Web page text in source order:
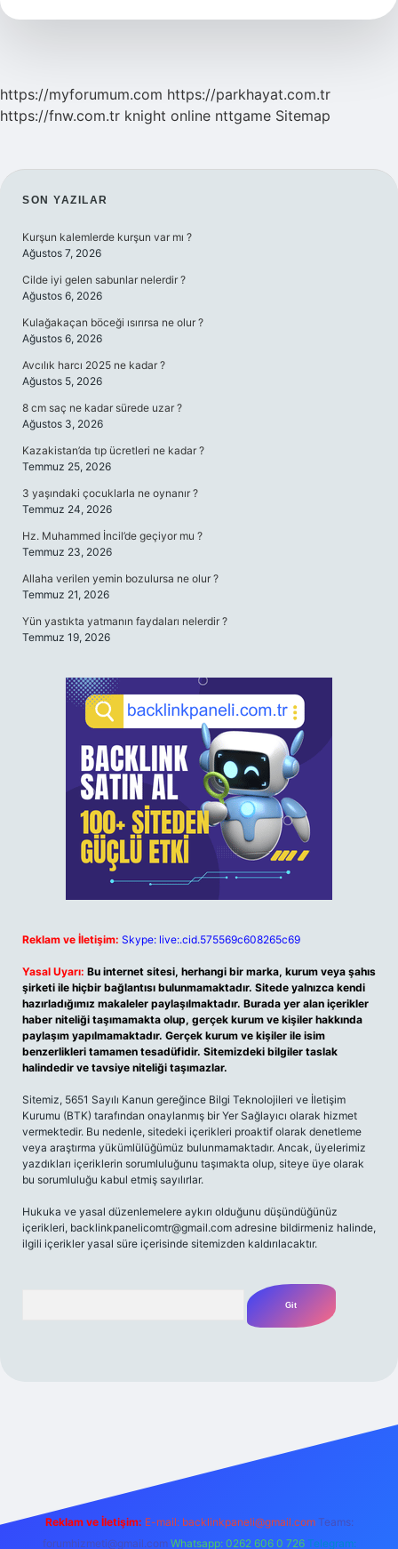
Olur
https://myforumum.com https://parkhayat.com.tr
https://fnw.com.tr knight online nttgame Sitemap
SIDEBAR
SON YAZILAR
Kurşun kalemlerde kurşun var mı ?
Ağustos 7, 2026
Cilde iyi gelen sabunlar nelerdir ?
Ağustos 6, 2026
Kulağakaçan böceği ısırırsa ne olur ?
Ağustos 6, 2026
Avcılık harcı 2025 ne kadar ?
Ağustos 5, 2026
8 cm saç ne kadar sürede uzar ?
Ağustos 3, 2026
Kazakistan’da tıp ücretleri ne kadar ?
Temmuz 25, 2026
3 yaşındaki çocuklarla ne oynanır ?
Temmuz 24, 2026
Hz. Muhammed İncil’de geçiyor mu ?
Temmuz 23, 2026
Allaha verilen yemin bozulursa ne olur ?
Temmuz 21, 2026
Yün yastıkta yatmanın faydaları nelerdir ?
Temmuz 19, 2026
Reklam ve İletişim: Skype: live:.cid.575569c608265c69
Yasal Uyarı: Bu internet sitesi, herhangi bir marka, kurum veya şahıs
şirketi ile hiçbir bağlantısı bulunmamaktadır. Sitede yalnızca kendi
hazırladığımız makaleler paylaşılmaktadır. Burada yer alan içerikler
haber niteliği taşımamakta olup, gerçek kurum ve kişiler hakkında
paylaşım yapılmamaktadır. Gerçek kurum ve kişiler ile isim
benzerlikleri tamamen tesadüfidir. Sitemizdeki bilgiler taslak
halindedir ve tavsiye niteliği taşımazlar.
Sitemiz, 5651 Sayılı Kanun gereğince Bilgi Teknolojileri ve İletişim
Kurumu (BTK) tarafından onaylanmış bir Yer Sağlayıcı olarak hizmet
vermektedir. Bu nedenle, sitedeki içerikleri proaktif olarak denetleme
veya araştırma yükümlülüğümüz bulunmamaktadır. Ancak, üyelerimiz
yazdıkları içeriklerin sorumluluğunu taşımakta olup, siteye üye olarak
bu sorumluluğu kabul etmiş sayılırlar.
Hukuka ve yasal düzenlemelere aykırı olduğunu düşündüğünüz
içerikleri, backlinkpanelicomtr@gmail.com adresine bildirmeniz halinde,
ilgili içerikler yasal süre içerisinde sitemizden kaldırılacaktır.
Reklam ve İletişim: E-mail: backlinkpaneli@gmail.com Teams:
forumhizmeti@gmail.com Whatsapp: 0262 606 0 726 Telegram: